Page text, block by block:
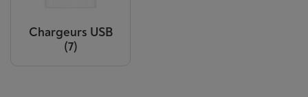
Chargeurs USB
(7)